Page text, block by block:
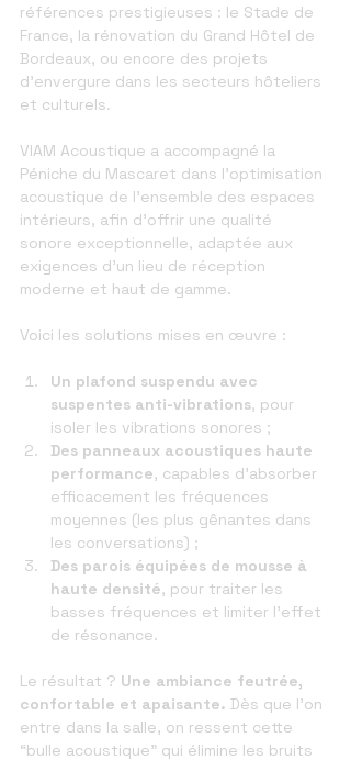
références prestigieuses : le Stade de
France, la rénovation du Grand Hôtel de
Bordeaux, ou encore des projets
d’envergure dans les secteurs hôteliers
et culturels.
VIAM Acoustique a accompagné la
Péniche du Mascaret dans l’optimisation
acoustique de l’ensemble des espaces
intérieurs, afin d’offrir une qualité
sonore exceptionnelle, adaptée aux
exigences d’un lieu de réception
moderne et haut de gamme.
Voici les solutions mises en œuvre :
Un plafond suspendu avec
suspentes anti-vibrations, pour
isoler les vibrations sonores ;
Des panneaux acoustiques haute
performance, capables d’absorber
efficacement les fréquences
moyennes (les plus gênantes dans
les conversations) ;
Des parois équipées de mousse à
haute densité, pour traiter les
basses fréquences et limiter l’effet
de résonance.
Le résultat ? Une ambiance feutrée,
confortable et apaisante. Dès que l’on
entre dans la salle, on ressent cette
“bulle acoustique” qui élimine les bruits